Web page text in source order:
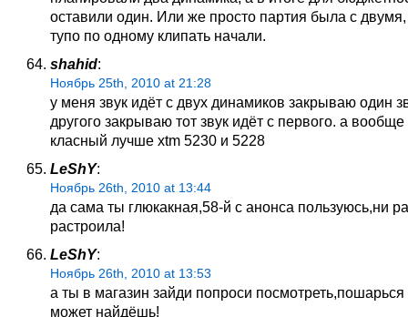
оставили один. Или же просто партия была с
тупо по одному клипать начали.
shahid:
Ноябрь 25th, 2010 at 21:28
у меня звук идёт с двух динамиков закрываю один
другого закрываю тот звук идёт с первого. а
класный лучше xtm 5230 и 5228
LeShY:
Ноябрь 26th, 2010 at 13:44
да сама ты глюкакная,58-й с анонса пользуюсь,ни
растроила!
LeShY:
Ноябрь 26th, 2010 at 13:53
а ты в магазин зайди попроси
может найдёшь!